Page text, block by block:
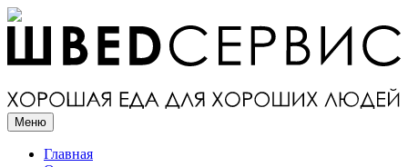
Меню
Главная